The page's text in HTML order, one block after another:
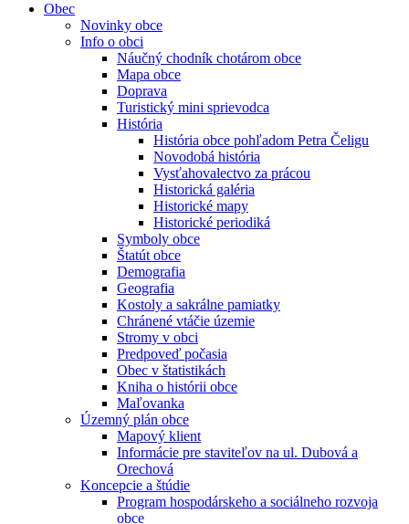
Obec
Novinky obce
Info o obci
Náučný chodník chotárom obce
Mapa obce
Doprava
Turistický mini sprievodca
História
História obce pohľadom Petra Čeligu
Novodobá história
Vysťahovalectvo za prácou
Historická galéria
Historické mapy
Historické periodiká
Symboly obce
Štatút obce
Demografia
Geografia
Kostoly a sakrálne pamiatky
Chránené vtáčie územie
Stromy v obci
Predpoveď počasia
Obec v štatistikách
Kniha o histórii obce
Maľovanka
Územný plán obce
Mapový klient
Informácie pre staviteľov na ul. Dubová a
Orechová
Koncepcie a štúdie
Program hospodárskeho a sociálneho rozvoja
obce